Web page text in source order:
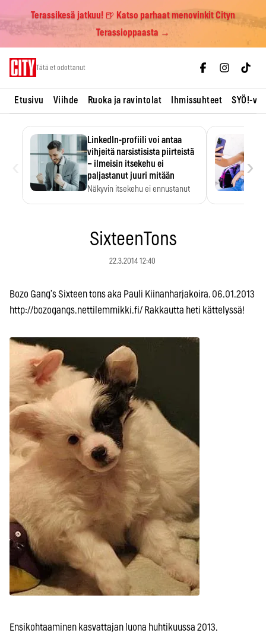
Terassikesä jatkuu! 🍺 Katso parhaat menovinkit Cityn
Terassioppaasta →
Tätä et odottanut
Etusivu Viihde Ruoka ja ravintolat Ihmissuhteet SYÖ!-
LinkedIn-profiili voi antaa
vihjeitä narsistisista piirteistä
– ilmeisin itsekehu ei
paljastanut juuri mitään
Näkyvin itsekehu ei ennustanut
›
SixteenTons
22.3.2014 12:40
Bozo Gang’s Sixteen tons aka Pauli Kiinanharjakoira. 06.01.2013
http://bozogangs.nettilemmikki.fi/ Rakkautta heti kättelyssä!
Ensikohtaaminen kasvattajan luona huhtikuussa 2013.